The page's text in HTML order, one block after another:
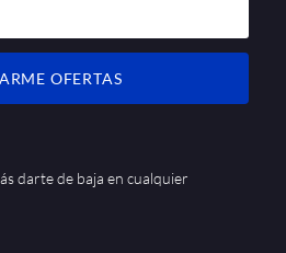
OFERTAS
darte de baja en cualquier